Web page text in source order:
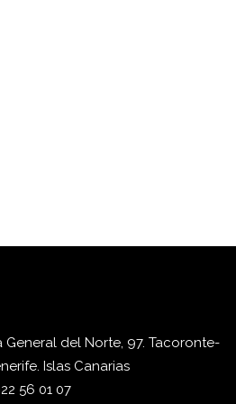
General del Norte, 97. Tacoronte-
Islas Canarias
56 01 07